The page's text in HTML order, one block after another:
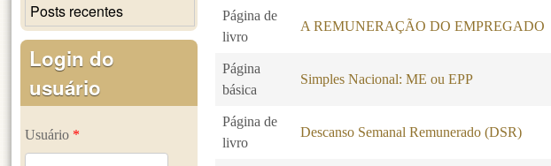
Página de
livro
A REMUNERAÇÃO DO EMPREGADO
Página
básica
Simples Nacional: ME ou EPP
Página de
livro
Descanso Semanal Remunerado (DSR)
Posts recentes
Login do
usuário
Usuário *